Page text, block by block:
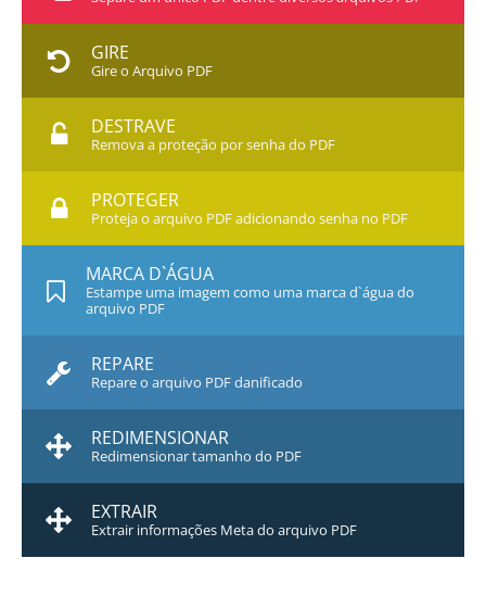
GIRE
Gire o Arquivo PDF
DESTRAVE
Remova a proteção por senha do PDF
PROTEGER
Proteja o arquivo PDF adicionando senha no PDF
MARCA D`ÁGUA
Estampe uma imagem como uma marca d`água do
arquivo PDF
REPARE
Repare o arquivo PDF danificado
REDIMENSIONAR
Redimensionar tamanho do PDF
EXTRAIR
Extrair informações Meta do arquivo PDF